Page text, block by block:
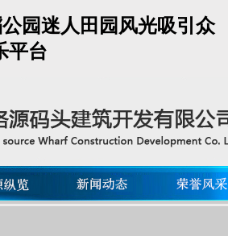
园迷人田园风光吸引众
平台